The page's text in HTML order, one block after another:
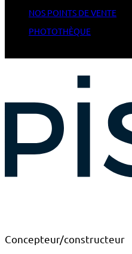
NOS POINTS DE VENTE
PHOTOTHÈQUE
Concepteur/constructeur